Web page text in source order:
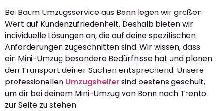
Bei Baum Umzugsservice aus Bonn legen wir großen
Wert auf Kundenzufriedenheit. Deshalb bieten wir
individuelle Lösungen an, die auf deine spezifischen
Anforderungen zugeschnitten sind. Wir wissen, dass
ein Mini-Umzug besondere Bedürfnisse hat und planen
den Transport deiner Sachen entsprechend. Unsere
professionellen Umzugshelfersind bestens geschult,
um dir bei deinem Mini-Umzug von Bonn nach Trento
zur Seite zu stehen.